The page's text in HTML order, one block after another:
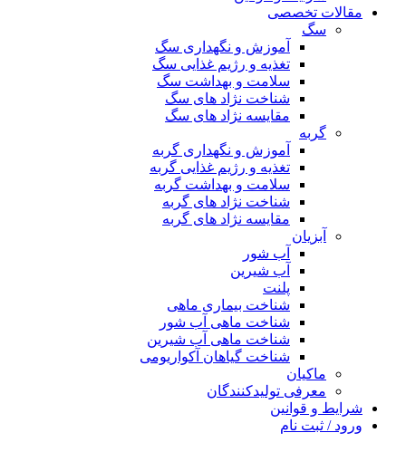
مقالات تخصصی
سگ
آموزش و نگهداری سگ
تغذیه و رژیم غذایی سگ
سلامت و بهداشت سگ
شناخت نژاد های سگ
مقایسه نژاد های سگ
گربه
آموزش و نگهداری گربه
تغذیه و رژیم غذایی گربه
سلامت و بهداشت گربه
شناخت نژاد های گربه
مقایسه نژاد های گربه
آبزیان
آب شور
آب شیرین
پلنت
شناخت بیماری ماهی
شناخت ماهی آب شور
شناخت ماهی آب شیرین
شناخت گیاهان آکواریومی
ماکیان
معرفی تولیدکنندگان
شرایط و قوانین
ورود / ثبت نام